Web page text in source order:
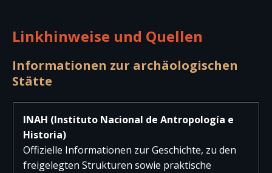
2025 11.626 140
2024
146
2023
2021
2020
2.559 10
Linkhinweise und Quellen
Informationen zur archäologischen
Stätte
INAH (Instituto Nacional de Antropología e
Historia)
Offizielle Informationen zur Geschichte, zu den
freigelegten Strukturen sowie praktische